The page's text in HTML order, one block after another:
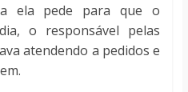
ela pede para que o
o responsável pelas
atendendo a pedidos e